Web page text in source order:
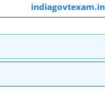
indiagovtexam.in